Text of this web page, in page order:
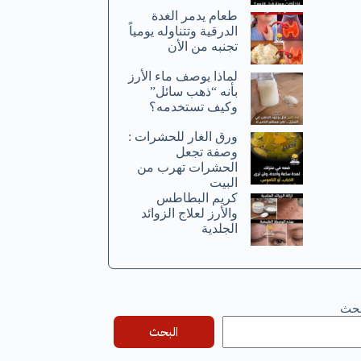
طعام يدمر الغدة
الدرقية وتتناوله يومياً
تجنبه من الأن
لماذا يوصف ماء الأرز
بأنه “ذهب سائل”
وكيف تستخدمه؟
ورق الغار للحشرات :
وصفة تجعل
الحشرات تهرب من
البيت
كريم البطاطس
والأرز لعلاج الزوائد
الجلدية
البحث